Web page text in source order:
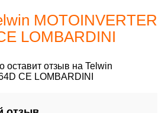
MOTOINVERTER
LOMBARDINI
оставит отзыв на Telwin
CE LOMBARDINI